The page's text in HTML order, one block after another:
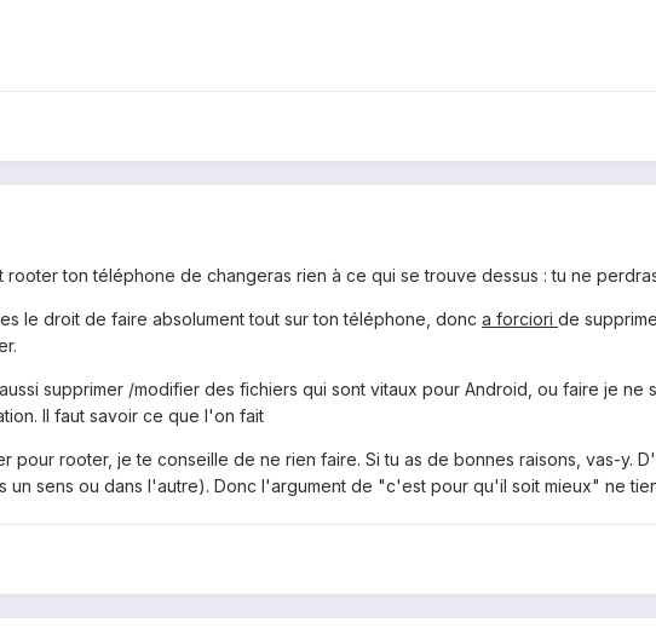
rooter ton téléphone de changeras rien à ce qui se trouve dessus : tu ne
le droit de faire absolument tout sur ton téléphone, donc a forciori de
supprimer /modifier des fichiers qui sont vitaux pour Android, ou faire je
Il faut savoir ce que l'on fait
pour rooter, je te conseille de ne rien faire. Si tu as de bonnes raisons, vas-y.
un sens ou dans l'autre). Donc l'argument de "c'est pour qu'il soit mieux" ne